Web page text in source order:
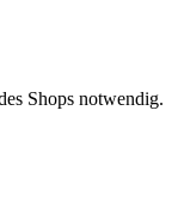
Shops notwendig.